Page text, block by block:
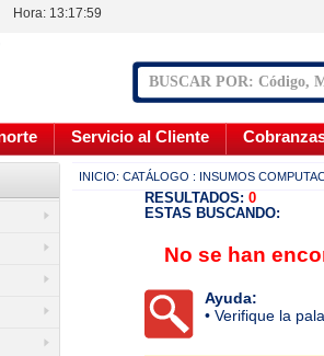
Hora: 13:17:59
Servicio al Cliente
INICIO: CATÁLOGO : INSUMOS
RESULTADOS: 0
ESTAS BUSCANDO:
No se han
Ayuda:
• Verifique la